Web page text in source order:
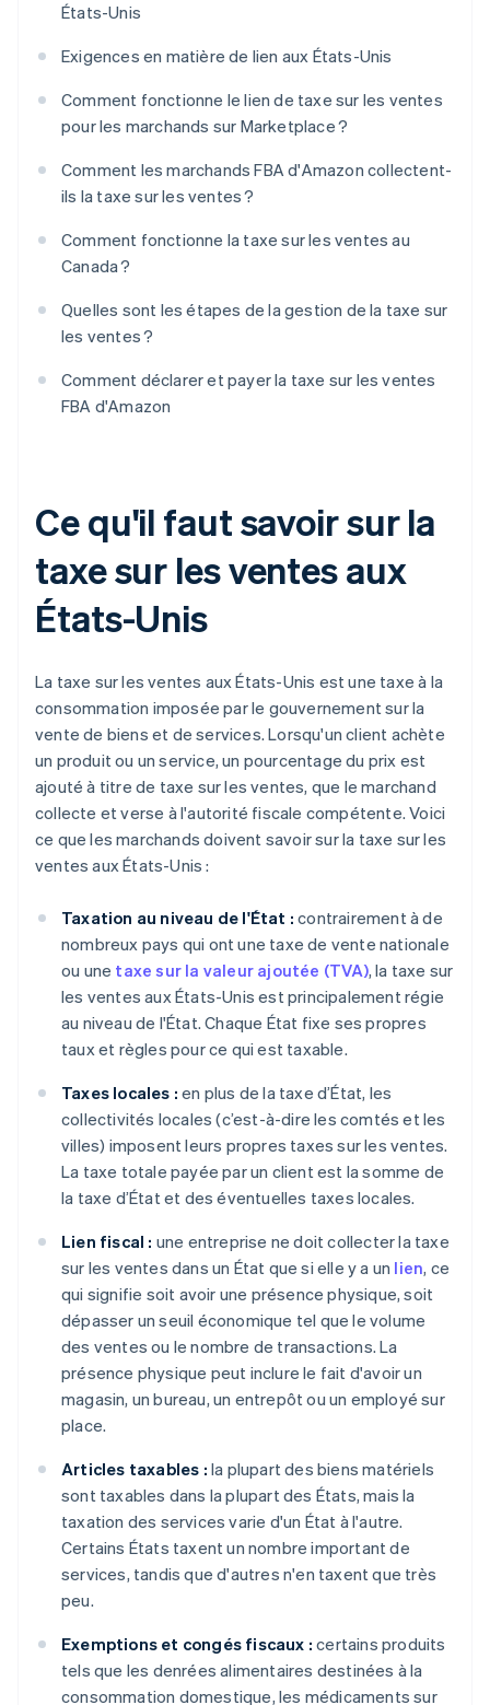
États-Unis
Exigences en matière de lien aux États-Unis
Comment fonctionne le lien de taxe sur les ventes
pour les marchands sur Marketplace ?
Comment les marchands FBA d'Amazon collectent-
ils la taxe sur les ventes ?
Comment fonctionne la taxe sur les ventes au
Canada ?
Quelles sont les étapes de la gestion de la taxe sur
les ventes ?
Comment déclarer et payer la taxe sur les ventes
FBA d'Amazon
Ce qu'il faut savoir sur la
taxe sur les ventes aux
États-Unis
La taxe sur les ventes aux États-Unis est une taxe à la
consommation imposée par le gouvernement sur la
vente de biens et de services. Lorsqu'un client achète
un produit ou un service, un pourcentage du prix est
ajouté à titre de taxe sur les ventes, que le marchand
collecte et verse à l'autorité fiscale compétente. Voici
ce que les marchands doivent savoir sur la taxe sur les
ventes aux États-Unis :
Taxation au niveau de l'État : contrairement à de
nombreux pays qui ont une taxe de vente nationale
ou une taxe sur la valeur ajoutée (TVA), la taxe sur
les ventes aux États-Unis est principalement régie
au niveau de l'État. Chaque État fixe ses propres
taux et règles pour ce qui est taxable.
Taxes locales : en plus de la taxe d’État, les
collectivités locales (c’est-à-dire les comtés et les
villes) imposent leurs propres taxes sur les ventes.
La taxe totale payée par un client est la somme de
la taxe d’État et des éventuelles taxes locales.
Lien fiscal : une entreprise ne doit collecter la taxe
sur les ventes dans un État que si elle y a un lien, ce
qui signifie soit avoir une présence physique, soit
dépasser un seuil économique tel que le volume
des ventes ou le nombre de transactions. La
présence physique peut inclure le fait d'avoir un
magasin, un bureau, un entrepôt ou un employé sur
place.
Articles taxables : la plupart des biens matériels
sont taxables dans la plupart des États, mais la
taxation des services varie d'un État à l'autre.
Certains États taxent un nombre important de
services, tandis que d'autres n'en taxent que très
peu.
Exemptions et congés fiscaux : certains produits
tels que les denrées alimentaires destinées à la
consommation domestique, les médicaments sur